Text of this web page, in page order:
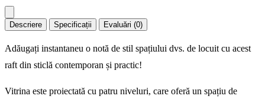
Descriere Specificații Evaluări (0)
Adăugați instantaneu o notă de stil spațiului dvs. de locuit cu acest
raft din sticlă contemporan și practic!
Vitrina este proiectată cu patru niveluri, care oferă un spațiu de